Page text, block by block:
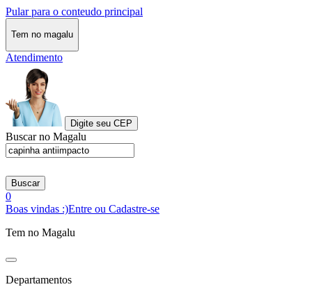
Pular para o conteudo principal
Tem no magalu
Atendimento
Digite seu CEP
Buscar no Magalu
Buscar
0
Boas vindas :)Entre ou Cadastre-se
Tem no Magalu
Departamentos